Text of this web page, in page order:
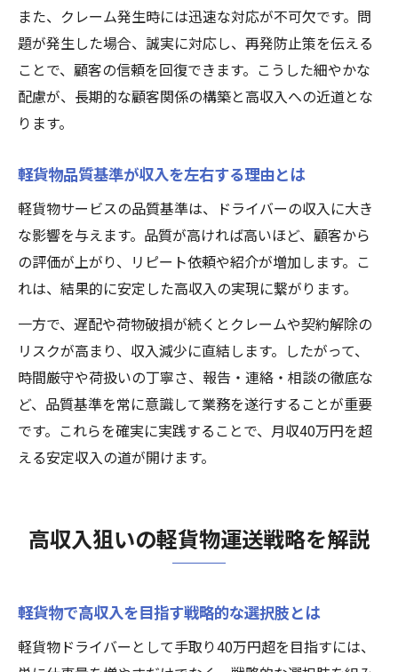
また、クレーム発生時には迅速な対応が不可欠です。問
題が発生した場合、誠実に対応し、再発防止策を伝える
ことで、顧客の信頼を回復できます。こうした細やかな
配慮が、長期的な顧客関係の構築と高収入への近道とな
ります。
軽貨物品質基準が収入を左右する理由とは
軽貨物サービスの品質基準は、ドライバーの収入に大き
な影響を与えます。品質が高ければ高いほど、顧客から
の評価が上がり、リピート依頼や紹介が増加します。こ
れは、結果的に安定した高収入の実現に繋がります。
一方で、遅配や荷物破損が続くとクレームや契約解除の
リスクが高まり、収入減少に直結します。したがって、
時間厳守や荷扱いの丁寧さ、報告・連絡・相談の徹底な
ど、品質基準を常に意識して業務を遂行することが重要
です。これらを確実に実践することで、月収40万円を超
える安定収入の道が開けます。
高収入狙いの軽貨物運送戦略を解説
軽貨物で高収入を目指す戦略的な選択肢とは
軽貨物ドライバーとして手取り40万円超を目指すには、